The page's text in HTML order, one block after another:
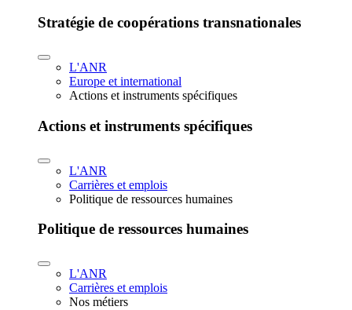
Stratégie de coopérations transnationales
L'ANR
Europe et international
Actions et instruments spécifiques
Actions et instruments spécifiques
L'ANR
Carrières et emplois
Politique de ressources humaines
Politique de ressources humaines
L'ANR
Carrières et emplois
Nos métiers